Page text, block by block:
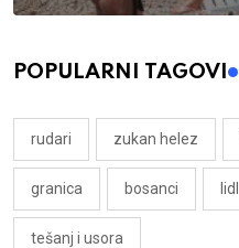
POPULARNI TAGOVI
rudari zukan helez
granica bosanci lidl
tešanj i usora